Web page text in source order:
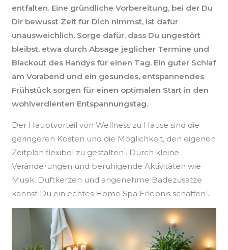
entfalten. Eine gründliche Vorbereitung, bei der Du
Dir bewusst Zeit für Dich nimmst, ist dafür
unausweichlich. Sorge dafür, dass Du ungestört
bleibst, etwa durch Absage jeglicher Termine und
Blackout des Handys für einen Tag. Ein guter Schlaf
am Vorabend und ein gesundes, entspannendes
Frühstück sorgen für einen optimalen Start in den
wohlverdienten Entspannungstag.
Der Hauptvorteil von Wellness zu Hause sind die
geringeren Kosten und die Möglichkeit, den eigenen
Zeitplan flexibel zu gestalten1. Durch kleine
Veränderungen und beruhigende Aktivitäten wie
Musik, Duftkerzen und angenehme Badezusätze
kannst Du ein echtes Home Spa Erlebnis schaffen1.